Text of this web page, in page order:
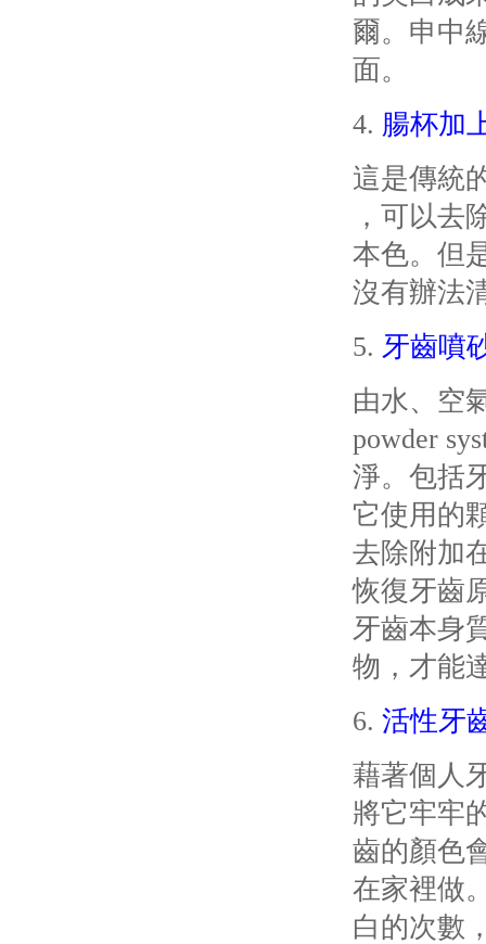
爾。 申中
面。
4. 腸杯加
這是傳統
，可以去
本色。 但
沒有辦法
5. 牙齒噴
由水、空
powder
淨。 包括
它使用的
去除附加
恢復牙齒
牙齒本身
物，才能
6. 活性牙
藉著個人
將它牢牢
齒的顏色
在家裡做
白的次數